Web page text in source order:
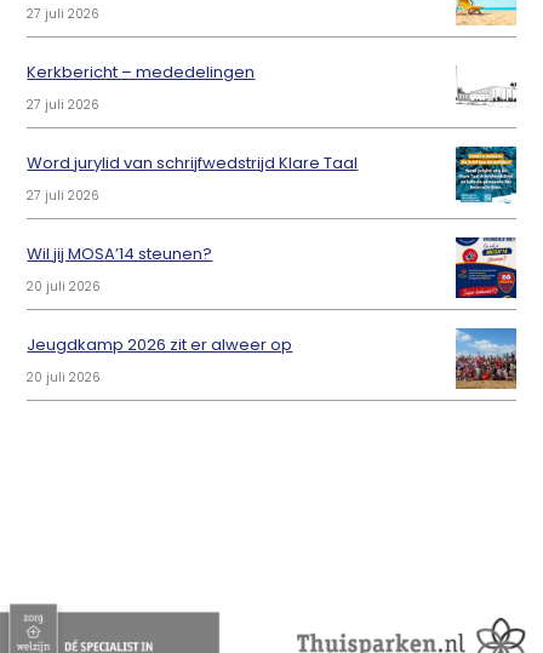
27 juli 2026
Kerkbericht – mededelingen
27 juli 2026
Word jurylid van schrijfwedstrijd Klare Taal
27 juli 2026
Wil jij MOSA’14 steunen?
20 juli 2026
Jeugdkamp 2026 zit er alweer op
20 juli 2026